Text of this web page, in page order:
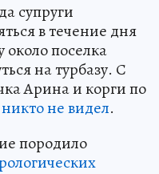
супруги
в течение дня
поселка
на турбазу. С
Арина и корги по
никто не видел.
породило